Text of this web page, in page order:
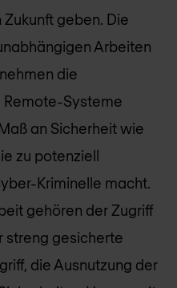
geben. Die
Arbeiten
die
Systeme
an Sicherheit wie
zu potenziell
Kriminelle macht.
gehören der Zugriff
streng gesicherte
die Ausnutzung der